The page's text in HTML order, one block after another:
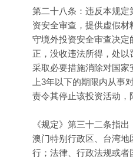
第二十八条：违反本规
资安全审查，提供虚假
守境外投资安全审查决
正，没收违法所得，处
采取必要措施消除对国家
上3年以下的期限内从事
责令其停止该投资活动，
《规定》第三十二条指
澳门特别行政区、台湾地
行；法律、行政法规或